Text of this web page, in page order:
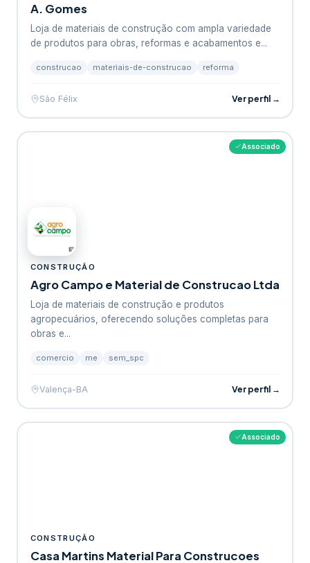
A. Gomes
Loja de materiais de construção com ampla variedade
de produtos para obras, reformas e acabamentos e...
construcao materiais-de-construcao reforma
São Félix Ver perfil →
Associado
CONSTRUÇÃO
Agro Campo e Material de Construcao Ltda
Loja de materiais de construção e produtos
agropecuários, oferecendo soluções completas para
obras e...
comercio me sem_spc
Valença-BA Ver perfil →
Associado
CONSTRUÇÃO
Casa Martins Material Para Construcoes